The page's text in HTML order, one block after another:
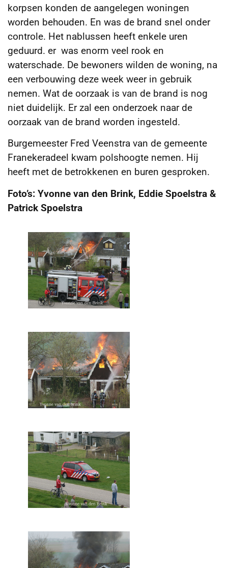
korpsen konden de aangelegen woningen
worden behouden. En was de brand snel onder
controle. Het nablussen heeft enkele uren
geduurd. er was enorm veel rook en
waterschade. De bewoners wilden de woning, na
een verbouwing deze week weer in gebruik
nemen. Wat de oorzaak is van de brand is nog
niet duidelijk. Er zal een onderzoek naar de
oorzaak van de brand worden ingesteld.
Burgemeester Fred Veenstra van de gemeente
Franekeradeel kwam polshoogte nemen. Hij
heeft met de betrokkenen en buren gesproken.
Foto’s: Yvonne van den Brink, Eddie Spoelstra &
Patrick Spoelstra